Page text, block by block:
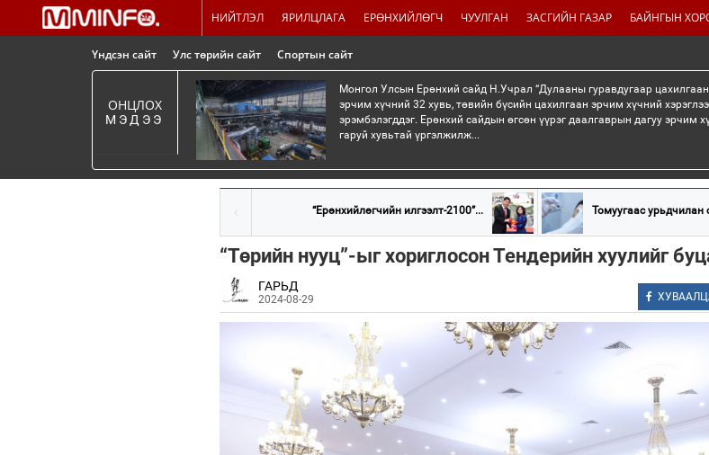
НИЙТЛЭЛ ЯРИЛЦЛАГА ЕРӨНХИЙЛӨГЧ ЧУУЛГАН ЗАСГИЙН ГАЗАР БАЙНГЫН
Үндсэн сайт Улс төрийн сайт Спортын сайт
ОНЦЛОХ
МЭДЭЭ
Монгол Улсын Ерөнхий сайд Н.Учрал “Дулааны гуравдугаар
эрчим хүчний 32 хувь, төвийн бүсийн цахилгаан эрчим хүчний
эрэмбэлэгддэг. Ерөнхий сайдын өгсөн үүрэг даалгаврын дагуу
гаруй хувьтай үргэлжилж...
“Ерөнхийлөгчийн илгээлт-2100”... Томуугаас урьдчилан
“Төрийн нууц”-ыг хориглосон Тендерийн хуулийг
ГАРЬД
2024-08-29